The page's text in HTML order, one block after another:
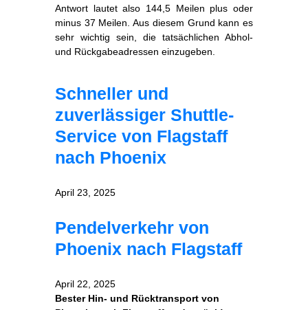
Antwort lautet also 144,5 Meilen plus oder
minus 37 Meilen. Aus diesem Grund kann es
sehr wichtig sein, die tatsächlichen Abhol-
und Rückgabeadressen einzugeben.
Schneller und
zuverlässiger Shuttle-
Service von Flagstaff
nach Phoenix
April 23, 2025
Pendelverkehr von
Phoenix nach Flagstaff
April 22, 2025
Bester Hin- und Rücktransport von